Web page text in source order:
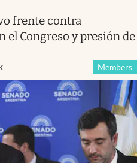
frente contra
el Congreso y presión de
Members